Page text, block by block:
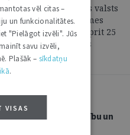
tiesiskas valsts
vēl viens Satversmes
punkts – 1. jūlijā aprit 25
sūdzības
starp darījumu brīvību un
vēl citas –
un funkcionalitātes.
"Pielāgot izvēli". Jūs
savu izvēli,
Plašāk – sīkdatņu
.
VISAS